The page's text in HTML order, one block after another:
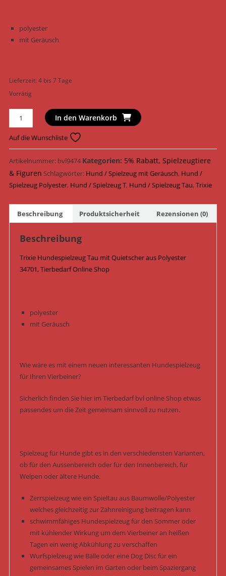
polyester
mit Geräusch
Lieferzeit:4 bis 7 Tage
Vorrätig
Trixie
Hundespielzeug
Tau
mit
Quietscher
Polyester
48
34701
Menge
In den Warenkorb
Auf die Wunschliste
Artikelnummer: bvl9474 Kategorien: 5% Rabatt, Spielzeugtiere
& Figuren Schlagwörter: Hund / Spielzeug mit Geräusch, Hund /
Spielzeug Polyester, Hund / Spielzeug T, Hund / Spielzeug Tau,Trixie
Beschreibung Produktsicherheit Rezensionen (0)
Beschreibung
Trixie Hundespielzeug Tau mit Quietscher aus Polyester
34701, Tierbedarf Online Shop
polyester
mit Geräusch
Wie wäre es mit einem neuen interessanten Hundespielzeug
für Ihren Vierbeiner?
Sicherlich finden Sie hier im Tierbedarf bvl online Shop etwas
passendes um die Zeit gemeinsam sinnvoll zu nutzen.
Spielzeug für Hunde gibt es in den verschiedensten Varianten,
ob für den Aussenbereich oder für den Innenbereich, für
Welpen oder ältere Hunde.
Zerrspielzeug wie ein Spieltau aus Baumwolle/Polyester
welches gleichzeitig zur Zahnreinigung beitragen kann
schwimmfähiges Hundespielzeug für den Sommer oder
mit kühlender Wirkung um dem Vierbeiner an heißen
Tagen ein wenig Abkühlung zu verschaffen
Wurfspielzeug wie Bälle oder eine Dog Disc für ein
gemeinsames Spielen im Garten oder beim Spaziergang